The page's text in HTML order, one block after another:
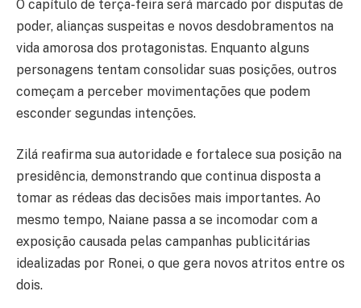
O capítulo de terça-feira será marcado por disputas de
poder, alianças suspeitas e novos desdobramentos na
vida amorosa dos protagonistas. Enquanto alguns
personagens tentam consolidar suas posições, outros
começam a perceber movimentações que podem
esconder segundas intenções.
Zilá reafirma sua autoridade e fortalece sua posição na
presidência, demonstrando que continua disposta a
tomar as rédeas das decisões mais importantes. Ao
mesmo tempo, Naiane passa a se incomodar com a
exposição causada pelas campanhas publicitárias
idealizadas por Ronei, o que gera novos atritos entre os
dois.